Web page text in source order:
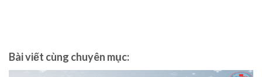
Bài viết cùng chuyên mục: